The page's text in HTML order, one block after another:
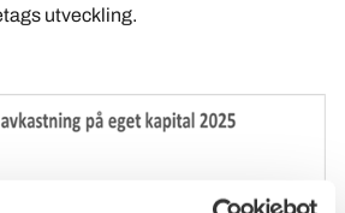
utveckling.